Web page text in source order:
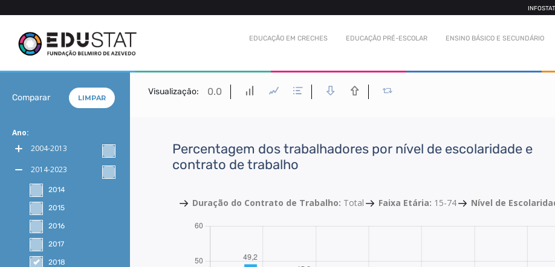
EDUCAÇÃO EM CRECHES EDUCAÇÃO PRÉ-ESCOLAR ENSINO BÁSICO E SECUNDÁRIO
Comparar LIMPAR
Ano:
2004-2013
2014-2023
2014
2015
2016
2017
2018
Visualização: 0.0
Percentagem dos trabalhadores por nível de escolaridade e
contrato de trabalho
Duração do Contrato de Trabalho: Total Faixa Etária: 15-74 Nível de